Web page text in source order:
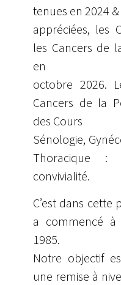
tenues en 2024
appréciées, les
les Cancers de
en
octobre 2026.
Cancers de la
des Cours
Sénologie,
Thoracique :
convivialité.
C’est dans cette
a commencé à
1985.
Notre objectif
une remise à